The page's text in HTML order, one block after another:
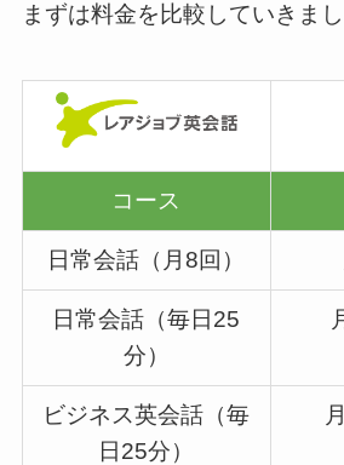
まずは料金を比較していきまし
コース
日常会話（月8回）
日常会話（毎日25
分）
ビジネス英会話（毎
日25分）